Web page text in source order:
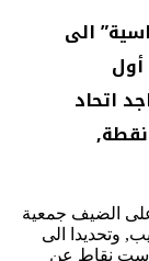
الى
أول
يتواجد اتحاد
بسكرة في الصف ال11 بمجموع 31 نقطة,
الضيف جمعية
وتحديدا الى
إلا ست نقاط عن